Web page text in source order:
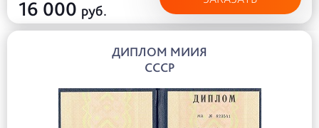
16 000 руб.
ДИПЛОМ МИИЯ
СССР